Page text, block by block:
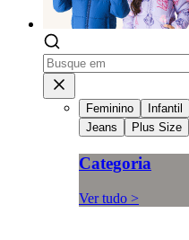
Feminino Infantil
Jeans
Plus Size
Categoria
Ver tudo >